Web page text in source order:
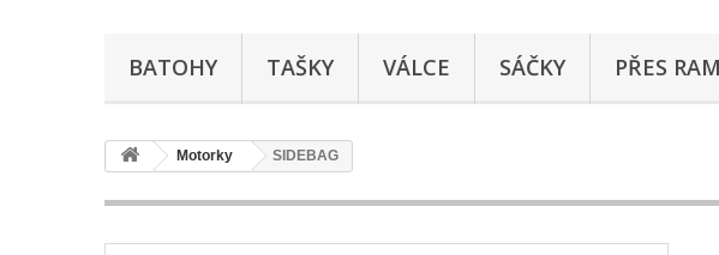
BATOHY TAŠKY VÁLCE SÁČKY PŘES
Motorky SIDEBAG